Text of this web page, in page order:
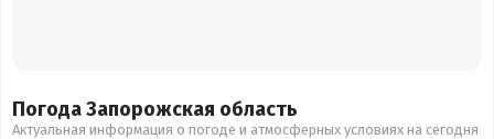
Погода Запорожская область
Актуальная информация о погоде и атмосферных условиях на сегодня